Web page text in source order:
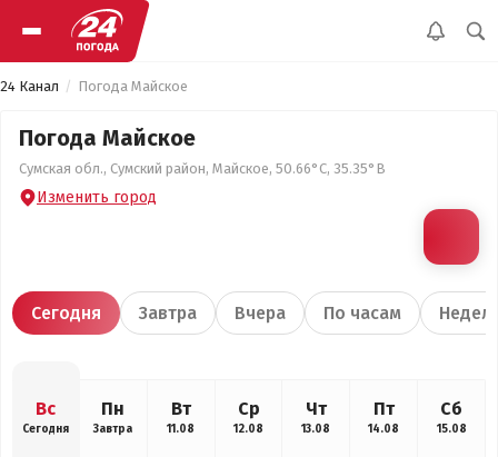
24 Канал Погода Майское
Погода Майское
Сумская обл., Сумский район, Майское, 50.66°С, 35.35°В
Изменить город
Сегодня Завтра Вчера По часам
Вс
Сегодня
Пн
Завтра
Вт
11.08
Ср
12.08
Чт
13.08
Пт
14.08
Сб
15.08